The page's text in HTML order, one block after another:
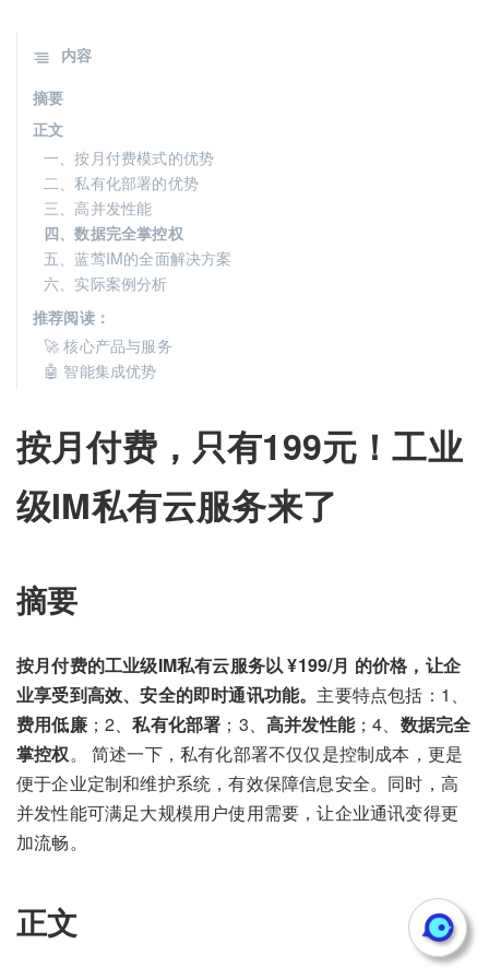
按月付费，只有199元！工业
级IM私有云服务来了
摘要
按月付费的工业级IM私有云服务以 ¥199/月 的价格，让企
业享受到高效、安全的即时通讯功能。 主要特点包括：1、
费用低廉；2、私有化部署 ；3、高并发性能；4、 数据完全
掌控权。 简述一下，私有化部署不仅仅是控制成本，更是
便于企业定制和维护系统，有效保障信息安全。同时，高
并发性能可满足大规模用户使用需要，让企业通讯变得更
加流畅。
正文
内容
摘要
正文
一、按月付费模式的优势
二、私有化部署的优势
三、高并发性能
四、数据完全掌控权
五、蓝莺IM的全面解决方案
六、实际案例分析
推荐阅读：
🚀 核心产品与服务
🤖 智能集成优势